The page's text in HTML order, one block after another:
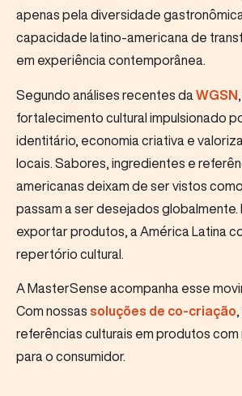
apenas pela diversidade
capacidade latino-americana de
em experiência contemporânea.
Segundo análises recentes da WGSN
fortalecimento cultural impulsionado
identitário, economia criativa e
locais. Sabores, ingredientes e
americanas deixam de ser vistos
passam a ser desejados globalmente.
exportar produtos, a América Latina
repertório cultural.
A MasterSense acompanha esse
Com nossas soluções de co-criação
referências culturais em produtos com
para o consumidor.